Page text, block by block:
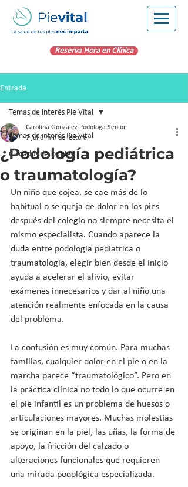
Reserva Hora en Clínica
Entrada
Temas de interés Pie Vital
Cuidados de los pies
Temas de interés Pie Vital
¿Podología pediátrica
o traumatología?
Carolina Gonzalez Podologa Senior
7 jul 6 min de lectura
Un niño que cojea, se cae más de lo
habitual o se queja de dolor en los pies
después del colegio no siempre necesita el
mismo especialista. Cuando aparece la
duda entre podologia pediatrica o
traumatologia, elegir bien desde el inicio
ayuda a acelerar el alivio, evitar
exámenes innecesarios y dar al niño una
atención realmente enfocada en la causa
del problema.
La confusión es muy común. Para muchas
familias, cualquier dolor en el pie o en la
marcha parece “traumatológico”. Pero en
la práctica clínica no todo lo que ocurre en
el pie infantil es un problema de huesos o
articulaciones mayores. Muchas molestias
se originan en la piel, las uñas, la forma de
apoyo, la fricción del calzado o
alteraciones funcionales que requieren
una mirada podológica especializada.